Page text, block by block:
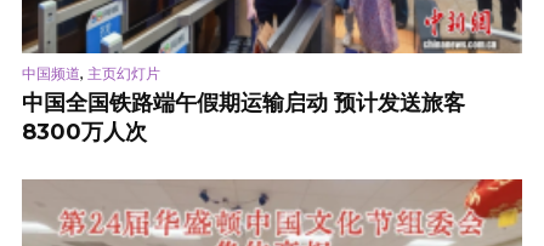
中国频道, 主页幻灯片
中国全国铁路端午假期运输启动 预计发送旅客
8300万人次